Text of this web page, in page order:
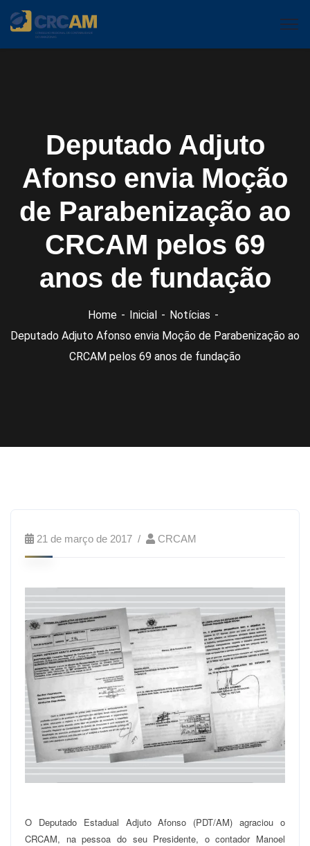
Deputado Adjuto
Afonso envia Moção
de Parabenização ao
CRCAM pelos 69
anos de fundação
Home Inicial
Notícias
Deputado Adjuto Afonso envia Moção de Parabenização ao
CRCAM pelos 69 anos de fundação
21 de março de 2017 CRCAM
O Deputado Estadual Adjuto Afonso (PDT/AM) agraciou o
CRCAM, na pessoa do seu Presidente, o contador Manoel